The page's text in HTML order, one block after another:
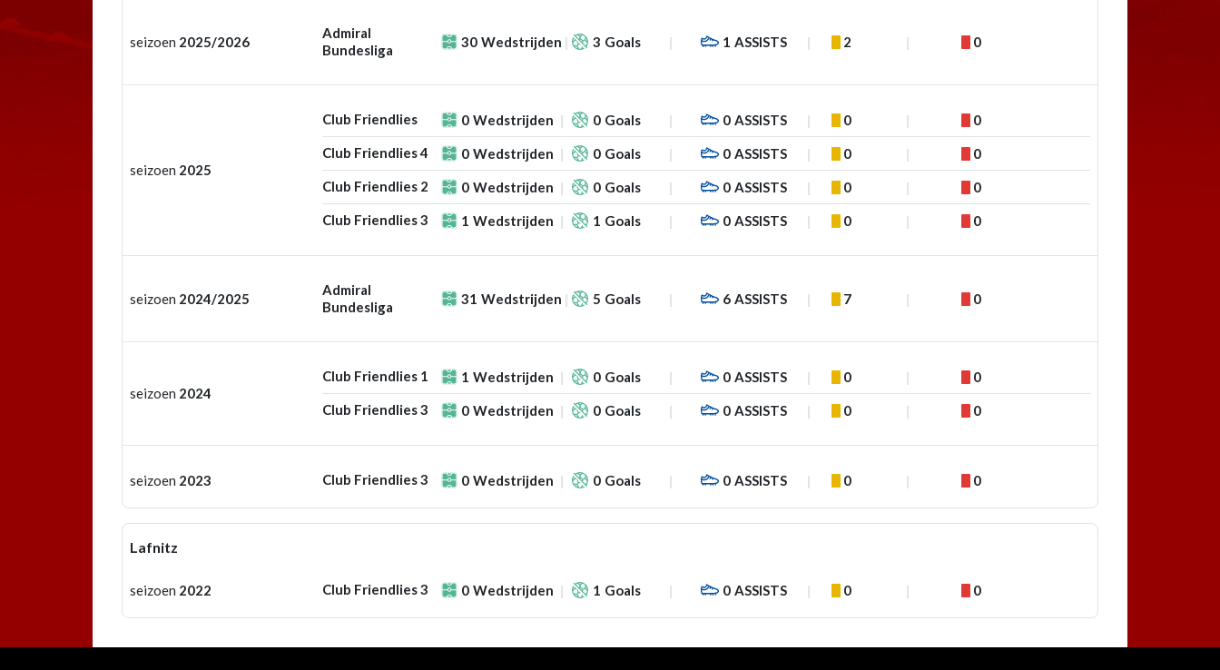
seizoen 2025/2026
Admiral
Bundesliga
30 Wedstrijden 3 Goals 1 ASSISTS 2 0
seizoen 2025
Club Friendlies 0 Wedstrijden 0 Goals 0 ASSISTS 0 0
Club Friendlies 4 0 Wedstrijden 0 Goals 0 ASSISTS 0 0
Club Friendlies 2 0 Wedstrijden 0 Goals 0 ASSISTS 0 0
Club Friendlies 3 1 Wedstrijden 1 Goals 0 ASSISTS 0 0
seizoen 2024/2025
Admiral
Bundesliga
31 Wedstrijden 5 Goals 6 ASSISTS 7 0
seizoen 2024
Club Friendlies 1 1 Wedstrijden 0 Goals 0 ASSISTS 0 0
Club Friendlies 3 0 Wedstrijden 0 Goals 0 ASSISTS 0 0
seizoen 2023 Club Friendlies 3 0 Wedstrijden 0 Goals 0 ASSISTS 0 0
Lafnitz
seizoen 2022 Club Friendlies 3 0 Wedstrijden 1 Goals 0 ASSISTS 0 0